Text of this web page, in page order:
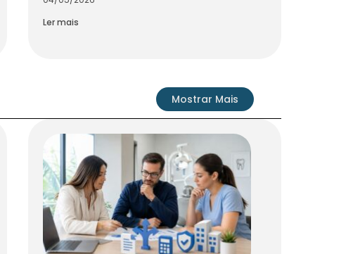
Ler mais
Mostrar Mais